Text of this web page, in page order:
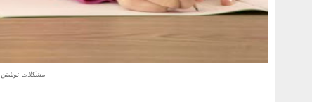
مشکلات نوشتن